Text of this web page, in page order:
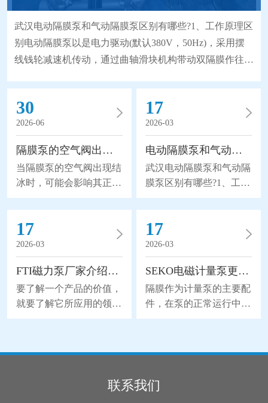
武汉电动隔膜泵和气动隔膜泵区别有哪些?1、工作原理区
别电动隔膜泵以是电力驱动(默认380V，50Hz)，采用摆
线钱轮减速机传动，通过曲轴滑块机构带动双隔膜作往复
展，大大地延长隔膜的使用寿命，因此被越来越广泛地替
代部分离心泵、螺杆泵来应用于石化、陶瓷、冶金等行
业。气动隔膜泵是以压缩空气为动力(压缩空气
30
2026-06
隔膜泵的空气阀出现结冰怎么办？
当隔膜泵的空气阀出现结
冰时，可能会影响其正常
运行，给我们带来不可挽
回的损失。所以隔膜泵的
空气阀出现结冰怎么办
呢？1、加热阀体：如果
空气阀结冰，可以尝试使
用加热器或加热带等加热
装置加热阀体。将适量的
热量传导到阀体上，可以
使结冰的冰块融化，并恢
坏导致的。检查空气阀的
密封件，并确保其完好无
17
2026-03
电动隔膜泵和气动隔膜泵区别有哪些?
武汉电动隔膜泵和气动隔
膜泵区别有哪些?1、工作
原理区别电动隔膜泵以是
电力驱动(默认380V，
50Hz)，采用摆线钱轮减
速机传动，通过曲轴滑块
机构带动双隔膜作往复无
能无力，使工作腔容积发
生交替变化从而达到将液
体不断地吸入和排出。同
时，由于隔膜材质取得了
离心泵、螺杆泵来应用于
石化、陶瓷、冶金等行
17
2026-03
FTI磁力泵厂家介绍磁力泵的应用领域
要了解一个产品的价值，
就要了解它所应用的领
域。下面FTI磁力泵厂家
分支，磁力泵是一种将永
磁联轴的工作原理应用于
17
2026-03
SEKO电磁计量泵更换隔膜的流程分析
隔膜作为计量泵的主要配
件，在泵的正常运行中起
到了关键性的作用，也因
护时，更换隔膜是使用电
磁计量泵的较佳方式。下
联系我们